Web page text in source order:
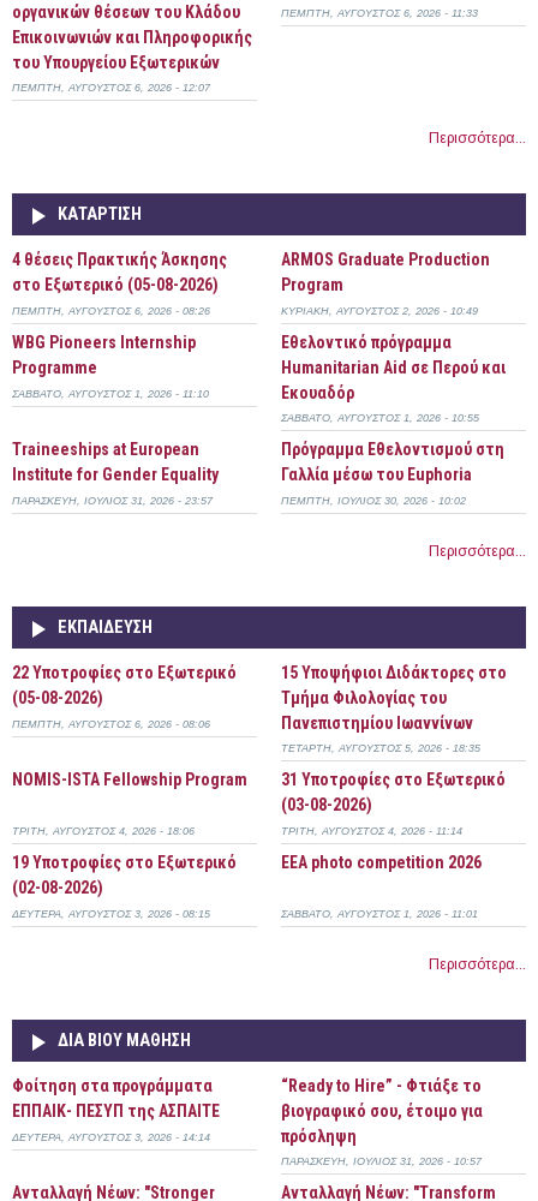
οργανικών θέσεων του Κλάδου
Επικοινωνιών και Πληροφορικής
του Υπουργείου Εξωτερικών
ΠΈΜΠΤΗ, ΑΎΓΟΥΣΤΟΣ 6, 2026 - 12:07
ΠΈΜΠΤΗ, ΑΎΓΟΥΣΤΟΣ 6, 2026 - 11:33
Περισσότερα...
ΚΑΤΆΡΤΙΣΗ
4 θέσεις Πρακτικής Άσκησης
στο Εξωτερικό (05-08-2026)
ΠΈΜΠΤΗ, ΑΎΓΟΥΣΤΟΣ 6, 2026 - 08:26
ARMOS Graduate Production
Program
ΚΥΡΙΑΚΉ, ΑΎΓΟΥΣΤΟΣ 2, 2026 - 10:49
WBG Pioneers Internship
Programme
ΣΆΒΒΑΤΟ, ΑΎΓΟΥΣΤΟΣ 1, 2026 - 11:10
Εθελοντικό πρόγραμμα
Humanitarian Aid σε Περού και
Εκουαδόρ
ΣΆΒΒΑΤΟ, ΑΎΓΟΥΣΤΟΣ 1, 2026 - 10:55
Τraineeships at European
Institute for Gender Equality
ΠΑΡΑΣΚΕΥΉ, ΙΟΎΛΙΟΣ 31, 2026 - 23:57
Πρόγραμμα Εθελοντισμού στη
Γαλλία μέσω του Euphoria
ΠΈΜΠΤΗ, ΙΟΎΛΙΟΣ 30, 2026 - 10:02
Περισσότερα...
ΕΚΠΑΊΔΕΥΣΗ
22 Υποτροφίες στο Εξωτερικό
(05-08-2026)
ΠΈΜΠΤΗ, ΑΎΓΟΥΣΤΟΣ 6, 2026 - 08:06
15 Υποψήφιοι Διδάκτορες στο
Τμήμα Φιλολογίας του
Πανεπιστημίου Ιωαννίνων
ΤΕΤΆΡΤΗ, ΑΎΓΟΥΣΤΟΣ 5, 2026 - 18:35
NOMIS-ISTA Fellowship Program
ΤΡΊΤΗ, ΑΎΓΟΥΣΤΟΣ 4, 2026 - 18:06
31 Υποτροφίες στο Εξωτερικό
(03-08-2026)
ΤΡΊΤΗ, ΑΎΓΟΥΣΤΟΣ 4, 2026 - 11:14
19 Υποτροφίες στο Εξωτερικό
(02-08-2026)
ΔΕΥΤΈΡΑ, ΑΎΓΟΥΣΤΟΣ 3, 2026 - 08:15
EEA photo competition 2026
ΣΆΒΒΑΤΟ, ΑΎΓΟΥΣΤΟΣ 1, 2026 - 11:01
Περισσότερα...
ΔΙΆ ΒΊΟΥ ΜΆΘΗΣΗ
Φοίτηση στα προγράμματα
ΕΠΠΑΙΚ- ΠΕΣΥΠ της ΑΣΠΑΙΤΕ
ΔΕΥΤΈΡΑ, ΑΎΓΟΥΣΤΟΣ 3, 2026 - 14:14
“Ready to Hire” - Φτιάξε το
βιογραφικό σου, έτοιμο για
πρόσληψη
ΠΑΡΑΣΚΕΥΉ, ΙΟΎΛΙΟΣ 31, 2026 - 10:57
Ανταλλαγή Νέων: "Stronger Ανταλλαγή Νέων: "Transform